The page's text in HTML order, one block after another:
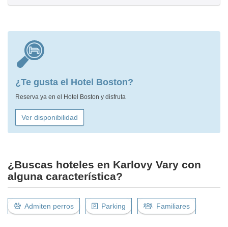
¿Te gusta el Hotel Boston?
Reserva ya en el Hotel Boston y disfruta
Ver disponibilidad
¿Buscas hoteles en Karlovy Vary con
alguna característica?
Admiten perros Parking Familiares